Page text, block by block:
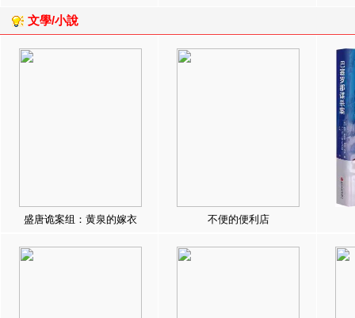
文學/小說
盛唐诡案组：黄泉的嫁衣 不便的便利店